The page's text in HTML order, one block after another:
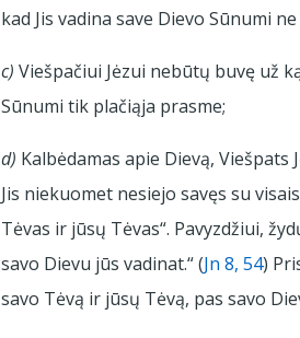
kad Jis vadina save Dievo Sūnumi
c) Viešpačiui Jėzui nebūtų buvę už
Sūnumi tik plačiąja prasme;
d) Kalbėdamas apie Dievą,
Jis niekuomet nesiejo savęs su
Tėvas ir jūsų Tėvas“. Pavyzdžiui,
savo Dievu jūs vadinat.“ (Jn 8, 54)
savo Tėvą ir jūsų Tėvą, pas savo